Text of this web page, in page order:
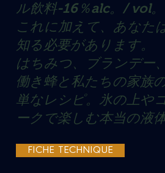
ル飲料-16％alc。/ vol。
これに加えて、あなた
知る必要があります。
はちみつ、ブランデー
働き蜂と私たちの家族
単なレシピ。氷の上や
ークで楽しむ本当の液
FICHE TECHNIQUE